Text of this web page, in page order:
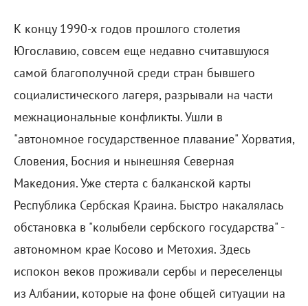
К концу 1990-х годов прошлого столетия
Югославию, совсем еще недавно считавшуюся
самой благополучной среди стран бывшего
социалистического лагеря, разрывали на части
межнациональные конфликты. Ушли в
"автономное государственное плавание" Хорватия,
Словения, Босния и нынешняя Северная
Македония. Уже стерта с балканской карты
Республика Сербская Краина. Быстро накалялась
обстановка в "колыбели сербского государства" -
автономном крае Косово и Метохия. Здесь
испокон веков проживали сербы и переселенцы
из Албании, которые на фоне общей ситуации на